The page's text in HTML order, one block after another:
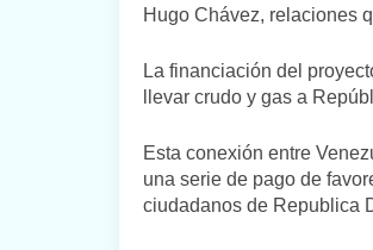
Hugo Chávez, relaciones
La financiación del
llevar crudo y gas a
Esta conexión entre
una serie de pago de
ciudadanos de Republica